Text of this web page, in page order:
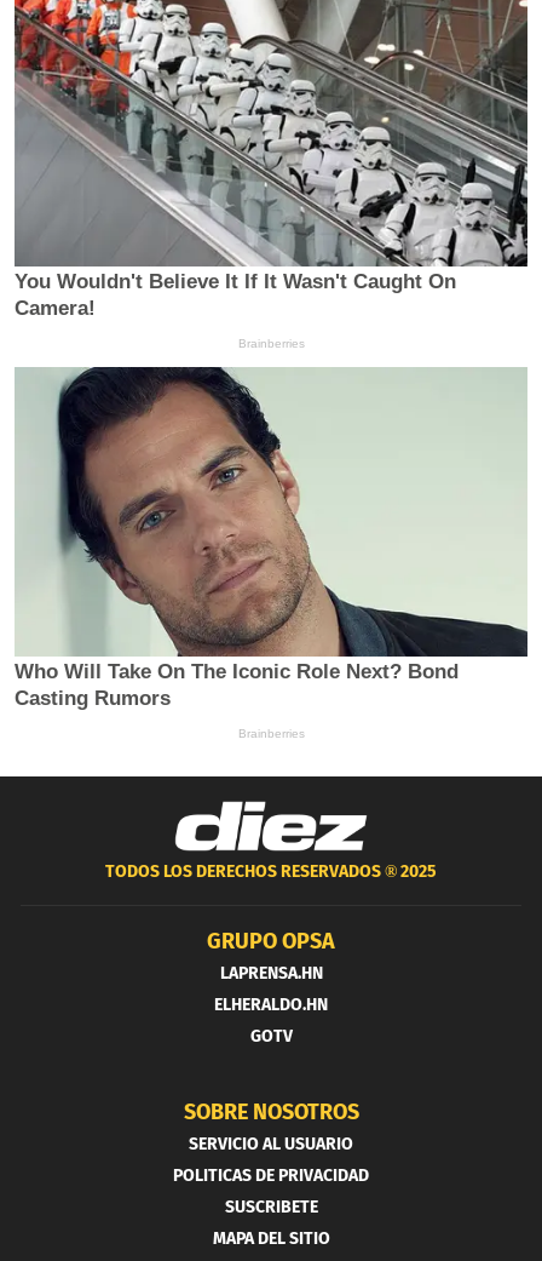
TODOS LOS DERECHOS RESERVADOS ®2025
GRUPO OPSA
LAPRENSA.HN
ELHERALDO.HN
GOTV
SOBRE NOSOTROS
SERVICIO AL USUARIO
POLITICAS DE PRIVACIDAD
SUSCRIBETE
MAPA DEL SITIO